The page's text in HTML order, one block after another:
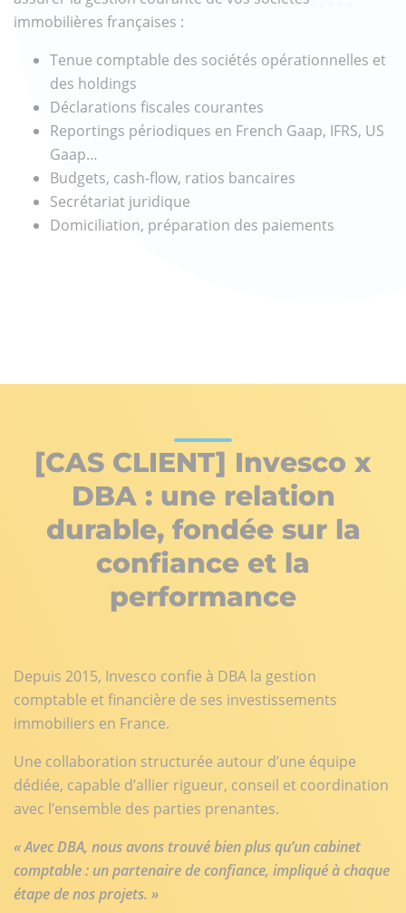
immobilières françaises :
Tenue comptable des sociétés opérationnelles et
des holdings
Déclarations fiscales courantes
Reportings périodiques en French Gaap, IFRS, US
Gaap…
Budgets, cash-flow, ratios bancaires
Secrétariat juridique
Domiciliation, préparation des paiements
[CAS CLIENT] Invesco x
DBA : une relation
durable, fondée sur la
confiance et la
performance
Depuis 2015, Invesco confie à DBA la gestion
comptable et financière de ses investissements
immobiliers en France.
Une collaboration structurée autour d’une équipe
dédiée, capable d’allier rigueur, conseil et coordination
avec l’ensemble des parties prenantes.
« Avec DBA, nous avons trouvé bien plus qu’un cabinet
comptable : un partenaire de confiance, impliqué à chaque
étape de nos projets. »